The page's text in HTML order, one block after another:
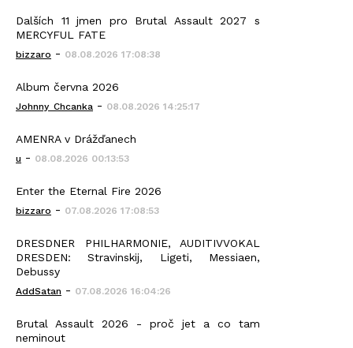
Dalších 11 jmen pro Brutal Assault 2027 s
MERCYFUL FATE
bizzaro - 08.08.2026 17:08:38
Album června 2026
Johnny_Chcanka - 08.08.2026 14:25:17
AMENRA v Drážďanech
u - 08.08.2026 00:13:53
Enter the Eternal Fire 2026
bizzaro - 07.08.2026 17:08:53
DRESDNER PHILHARMONIE, AUDITIVVOKAL
DRESDEN: Stravinskij, Ligeti, Messiaen,
Debussy
AddSatan - 07.08.2026 16:04:26
Brutal Assault 2026 - proč jet a co tam
neminout